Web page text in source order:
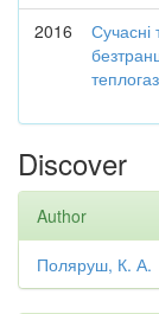
2016
Сучасні
Discover
Author
Поляруш, К. А.